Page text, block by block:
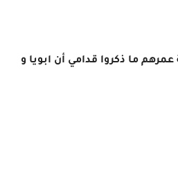
ما ذكروا قدامي أن ابويا و